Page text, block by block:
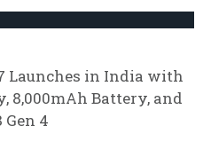
Launches in India with
8,000mAh Battery, and
4